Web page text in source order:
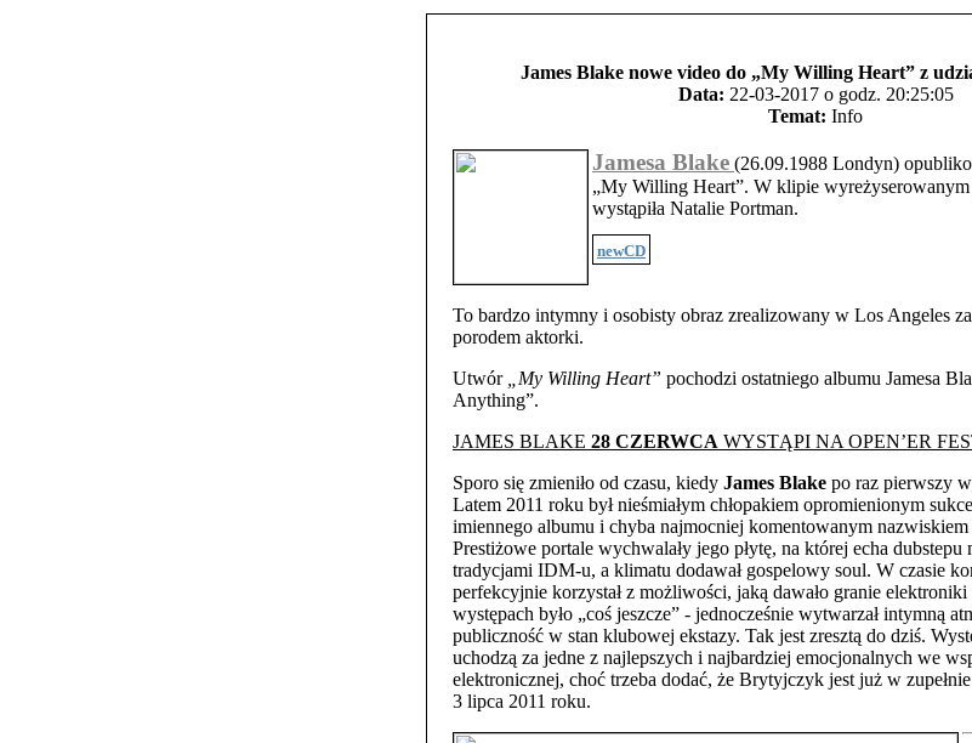
James Blake nowe video do „My Willing Heart” z
Data: 22-03-2017 o godz. 20:25:05
Temat: Info
Jamesa Blake (26.09.1988 Londyn)
„My Willing Heart”. W klipie
wystąpiła Natalie Portman.
newCD
To bardzo intymny i osobisty obraz zrealizowany w Los Angeles
porodem aktorki.
Utwór
„My Willing Heart” pochodzi ostatniego albumu Jamesa
Anything”.
JAMES BLAKE 28 CZERWCA WYSTĄPI NA OPEN’ER
Sporo się zmieniło od czasu, kiedy James Blake po raz pierwszy
Latem 2011 roku był nieśmiałym chłopakiem opromienionym
imiennego albumu i chyba najmocniej komentowanym
Prestiżowe portale wychwalały jego płytę, na której echa dubstepu
tradycjami IDM-u, a klimatu dodawał gospelowy soul. W czasie
perfekcyjnie korzystał z możliwości, jaką dawało granie
występach było „coś jeszcze” - jednocześnie wytwarzał intymną
publiczność w stan klubowej ekstazy. Tak jest zresztą do dziś.
uchodzą za jedne z najlepszych i najbardziej emocjonalnych we
elektronicznej, choć trzeba dodać, że Brytyjczyk jest już w
3 lipca 2011 roku.